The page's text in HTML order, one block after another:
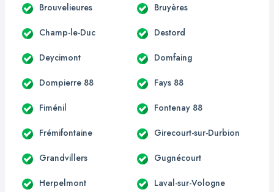
Brouvelieures Bruyères
Champ-le-Duc Destord
Deycimont Domfaing
Dompierre 88 Fays 88
Fiménil Fontenay 88
Frémifontaine Girecourt-sur-Durbion
Grandvillers Gugnécourt
Herpelmont Laval-sur-Vologne